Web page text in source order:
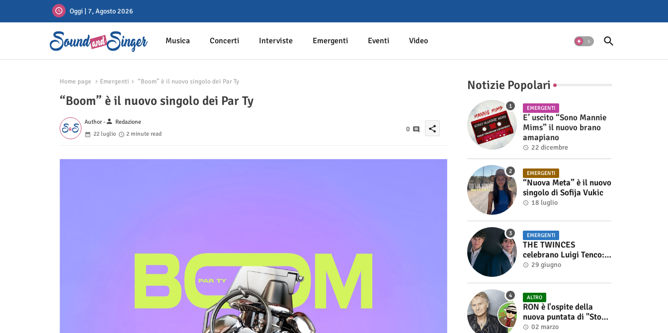
Oggi | 7, Agosto 2026
Musica Concerti Interviste Emergenti Eventi Video
Home page Emergenti “Boom” è il nuovo singolo dei Par Ty
“Boom” è il nuovo singolo dei Par Ty
Author -person Redazione
22 luglio
2 minute read
0 share
Notizie Popolari
EMERGENTI
E’ uscito “Sono Mannie
Mims” il nuovo brano
amapiano
22 dicembre
EMERGENTI
“Nuova Meta” è il nuovo
singolo di Sofija Vukic
18 luglio
EMERGENTI
THE TWINCES
celebrano Luigi Tenco:
fuori singolo e video di
29 giugno
ALTRO
RON è l'ospite della
nuova puntata di "Storie
di Musica", in onda sul
02 marzo